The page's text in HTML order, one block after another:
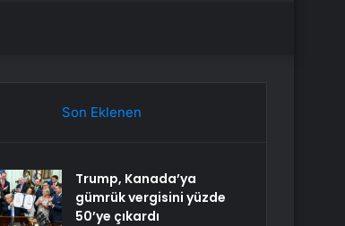
Son Eklenen
Trump, Kanada’ya
gümrük vergisini yüzde
50’ye çıkardı